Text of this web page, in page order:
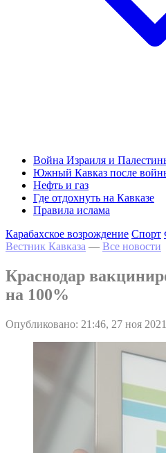
Война Израиля и
Южный Кавказ после
Нефть и газ
Где отдохнуть на Кавказе
Правила ислама
Карабахское возрождение Спорт
Вестник Кавказа — Все новости
Краснодар
на 100%
Опубликовано: 21:46, 27 ноя